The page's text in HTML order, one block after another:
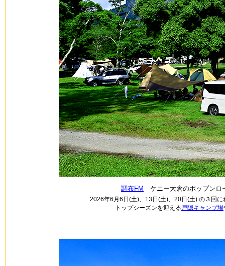
調布FM ケニー大倉のポップンロ
2026年6月6日(土)、13日(土)、20日(土) の３回
トップシーズンを迎える 戸隠キャンプ場